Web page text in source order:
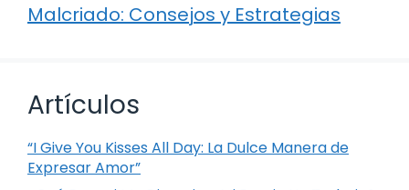
Malcriado: Consejos y Estrategias
Artículos
“I Give You Kisses All Day: La Dulce Manera de
Expresar Amor”